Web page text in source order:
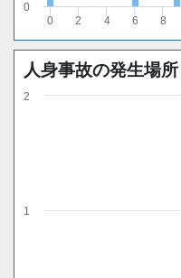
0 2 4 6 8
0
人身事故の発生場所
1
2